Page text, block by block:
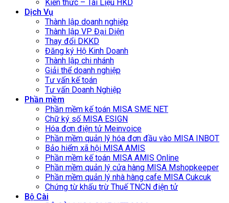
Kiến thức – Tài Liệu HKD
Dịch Vụ
Thành lập doanh nghiệp
Thành lập VP Đại Diện
Thay đổi DKKD
Đăng ký Hộ Kinh Doanh
Thành lập chi nhánh
Giải thể doanh nghiệp
Tư vấn kế toán
Tư vấn Doanh Nghiệp
Phần mềm
Phần mềm kế toán MISA SME NET
Chữ ký số MISA ESIGN
Hóa đơn điện tử Meinvoice
Phần mềm quản lý hóa đơn đầu vào MISA INBOT
Bảo hiểm xã hội MISA AMIS
Phần mềm kế toán MISA AMIS Online
Phần mềm quản lý cửa hàng MISA Mshopkeeper
Phần mềm quản lý nhà hàng cafe MISA Cukcuk
Chứng từ khấu trừ Thuế TNCN điện tử
Bộ Cài